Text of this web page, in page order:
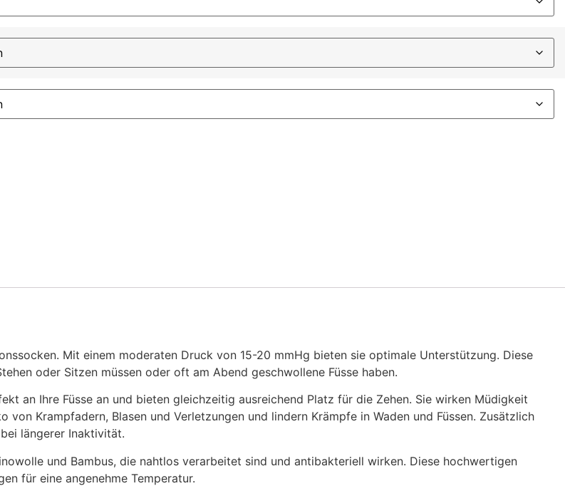
Mit einem moderaten Druck von 15-20 mmHg bieten sie optimale Unterstützung. Diese
oder Sitzen müssen oder oft am Abend geschwollene Füsse haben.
an Ihre Füsse an und bieten gleichzeitig ausreichend Platz für die Zehen. Sie wirken Müdigkeit
von Krampfadern, Blasen und Verletzungen und lindern Krämpfe in Waden und Füssen. Zusätzlich
längerer Inaktivität.
und Bambus, die nahtlos verarbeitet sind und antibakteriell wirken. Diese hochwertigen
für eine angenehme Temperatur.